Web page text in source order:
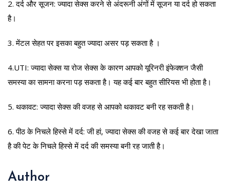
2. दर्द और सूजन: ज्यादा सेक्स करने से अंदरूनी अंगों में सूजन या दर्द हो सकता
है।
3. मेंटल सेहत पर इसका बहुत ज्यादा असर पड़ सकता है ।
4.UTI: ज्यादा सेक्स या रोज सेक्स के कारण आपको यूरिनरी इंफेक्शन जैसी
समस्या का सामना करना पड़ सकता है। यह कई बार बहुत सीरियस भी होता है।
5. थकावट: ज्यादा सेक्स की वजह से आपको थकावट बनी रह सकती है।
6. पीठ के निचले हिस्से में दर्द: जी हां, ज्यादा सेक्स की वजह से कई बार देखा जाता
है की पेट के निचले हिस्से में दर्द की समस्या बनी रह जाती है।
Author